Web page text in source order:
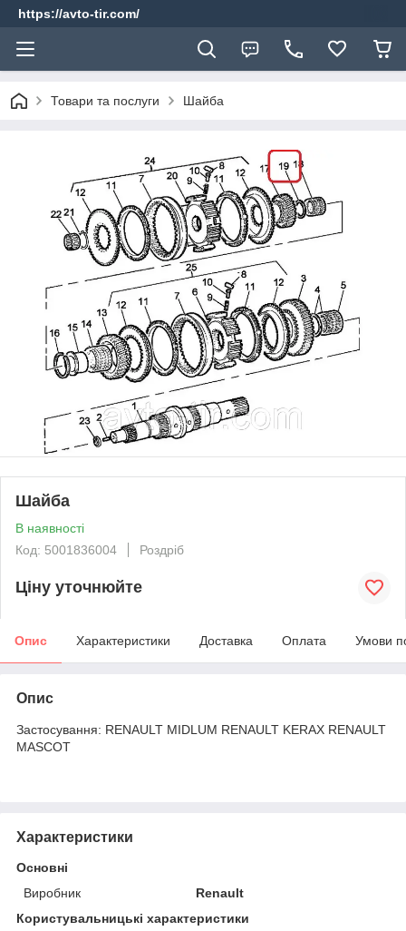
https://avto-tir.com/
Товари та послуги Шайба
Шайба
В наявності
Код: 5001836004
Роздріб
Ціну уточнюйте
Опис Характеристики Доставка Оплата Умови
Опис
Застосування: RENAULT MIDLUM RENAULT KERAX RENAULT
MASCOT
Характеристики
Основні
Виробник
Renault
Користувальницькі характеристики